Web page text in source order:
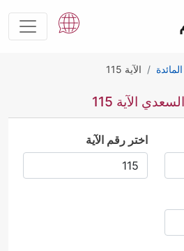
المائدة الآية 115
الآية 115
اختر رقم الآية